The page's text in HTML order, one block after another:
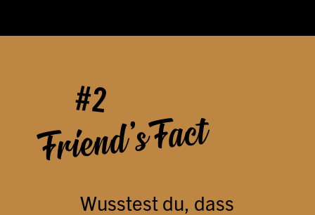
Friend’s Fact
2
Wusstest du, dass